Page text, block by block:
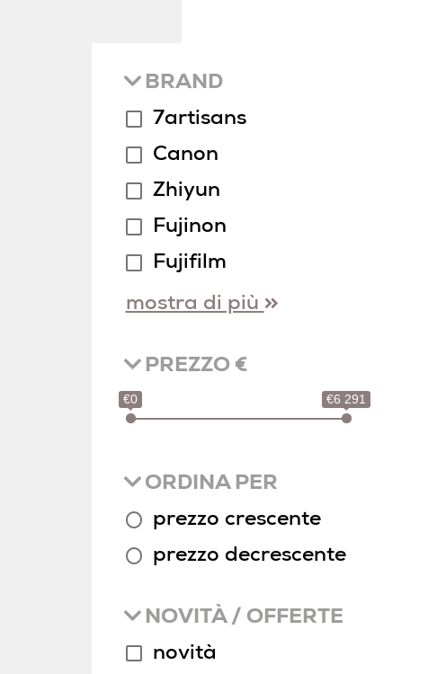
BRAND
7artisans
Canon
Zhiyun
Fujinon
Fujifilm
mostra di più
PREZZO €
€0 €6 291
ORDINA PER
prezzo crescente
prezzo decrescente
NOVITÀ / OFFERTE
novità